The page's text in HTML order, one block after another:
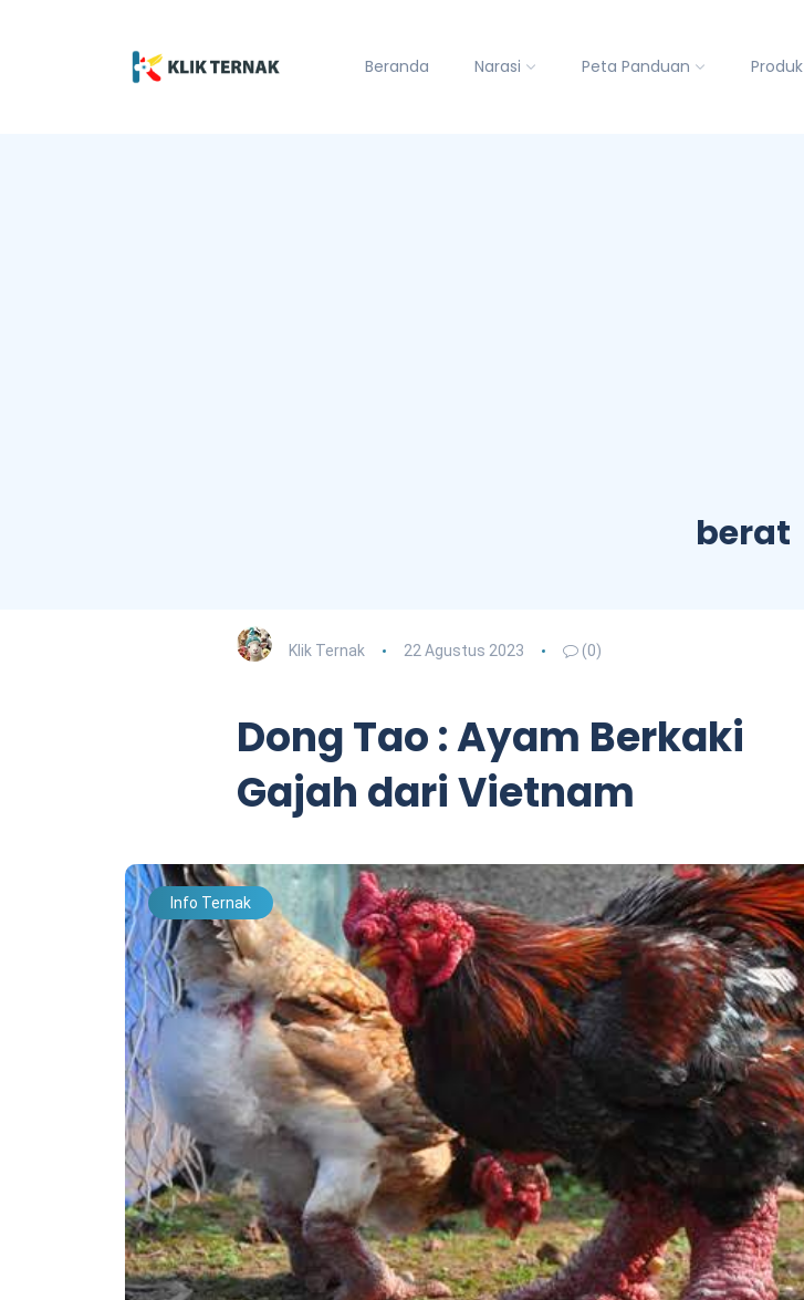
Beranda Narasi Peta Panduan Produk
berat
Klik Ternak 22 Agustus 2023 (0)
Dong Tao : Ayam Berkaki
Gajah dari Vietnam
Info Ternak